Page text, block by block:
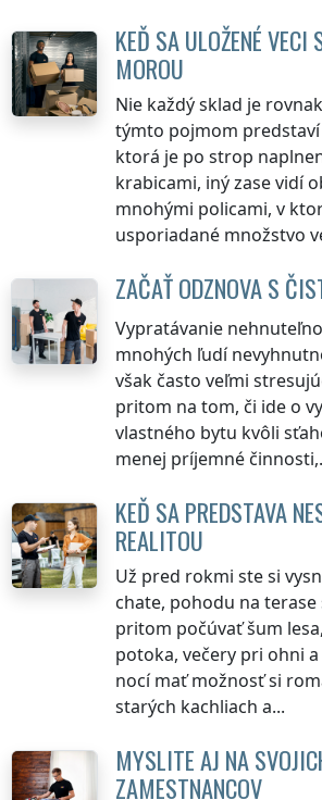
KEĎ SA ULOŽENÉ VECI
MOROU
Nie každý sklad je
týmto pojmom
ktorá je po strop
krabicami, iný zase vidí
mnohými policami, v
usporiadané množstvo
ZAČAŤ ODZNOVA S
Vypratávanie
mnohých ľudí
však často veľmi
pritom na tom, či ide o
vlastného bytu kvôli
menej príjemné
KEĎ SA PREDSTAVA
REALITOU
Už pred rokmi ste si
chate, pohodu na terase
pritom počúvať šum
potoka, večery pri ohni
nocí mať možnosť si
starých kachliach a...
MYSLITE AJ NA
ZAMESTNANCOV